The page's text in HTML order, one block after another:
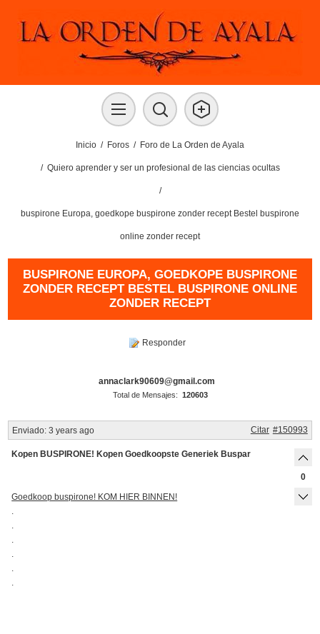
Inicio / Foros / Foro de La Orden de Ayala
/ Quiero aprender y ser un profesional de las ciencias ocultas
/
buspirone Europa, goedkope buspirone zonder recept Bestel buspirone
online zonder recept
BUSPIRONE EUROPA, GOEDKOPE BUSPIRONE
ZONDER RECEPT BESTEL BUSPIRONE ONLINE
ZONDER RECEPT
Responder
annaclark90609@gmail.com
Total de Mensajes: 120603
Enviado: 3 years ago #150993
Citar
Kopen BUSPIRONE! Kopen Goedkoopste Generiek Buspar
Goedkoop buspirone! KOM HIER BINNEN!
.
.
.
.
.
.
0